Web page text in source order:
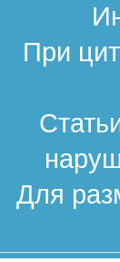
При
Для